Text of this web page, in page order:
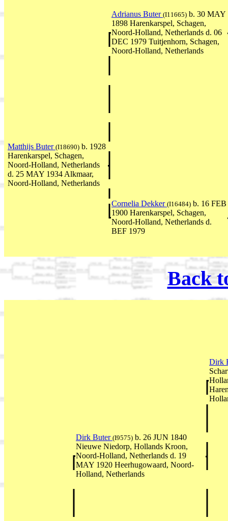
Adrianus Buter (I11665) b. 30 MAY
1898 Harenkarspel, Schagen,
Noord-Holland, Netherlands d. 06
DEC 1979 Tuitjenhorn, Schagen,
Noord-Holland, Netherlands
Matthijs Buter (I18690) b. 1928
Harenkarspel, Schagen,
Noord-Holland, Netherlands
d. 25 MAY 1934 Alkmaar,
Noord-Holland, Netherlands
Cornelia Dekker (I16484) b. 16 FEB
1900 Harenkarspel, Schagen,
Noord-Holland, Netherlands d.
BEF 1979
Back
Dirk
Dirk Buter (I9575) b. 26 JUN 1840
Nieuwe Niedorp, Hollands Kroon,
Noord-Holland, Netherlands d. 19
MAY 1920 Heerhugowaard, Noord-
Holland, Netherlands